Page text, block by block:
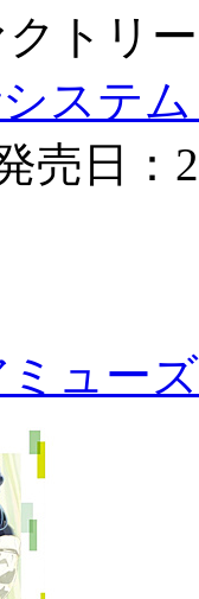
トリー
ステ
売日：
ュー